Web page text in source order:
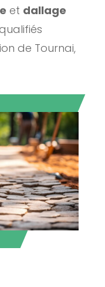
et dallage
de Tournai,